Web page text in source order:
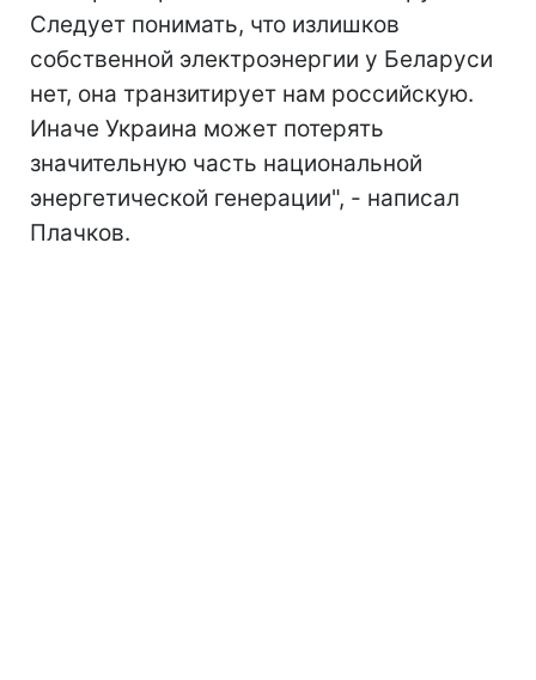
Следует понимать, что излишков
собственной электроэнергии у Беларуси
нет, она транзитирует нам российскую.
Иначе Украина может потерять
значительную часть национальной
энергетической генерации", - написал
Плачков.